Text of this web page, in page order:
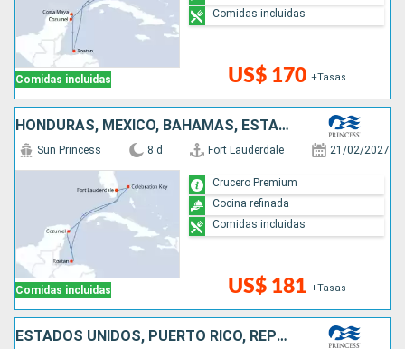
Comidas incluidas US$ 170 +Tasas
Comidas incluidas
HONDURAS, MÉXICO, BAHAMAS, ESTADOS UNIDOS
Comidas incluidas
Sun Princess 8 d Fort Lauderdale 21/02/2027
US$ 181 +Tasas
Crucero Premium
Cocina refinada
Comidas incluidas
ESTADOS UNIDOS, PUERTO RICO, REPÚBLICA DOMINICANA